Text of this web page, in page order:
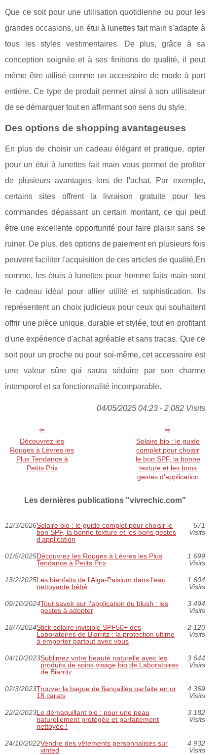
Que ce soit pour une utilisation quotidienne ou pour les
grandes occasions, un étui à lunettes fait main s'adapte à
tous les styles vestimentaires. De plus, grâce à sa
conception soignée et à ses finitions de qualité, il peut
même être utilisé comme un accessoire de mode à part
entière. Ce type de produit permet ainsi à son utilisateur
de se démarquer tout en affirmant son sens du style.
Des options de shopping avantageuses
En plus de choisir un cadeau élégant et pratique, opter
pour un étui à lunettes fait main vous permet de profiter
de plusieurs avantages lors de l'achat. Par exemple,
certains sites offrent la livraison gratuite pour les
commandes dépassant un certain montant, ce qui peut
être une excellente opportunité pour faire plaisir sans se
ruiner. De plus, des options de paiement en plusieurs fois
peuvent faciliter l'acquisition de ces articles de qualité.En
somme, les étuis à lunettes pour homme faits main sont
le cadeau idéal pour allier utilité et sophistication. Ils
représentent un choix judicieux pour ceux qui souhaitent
offrir une pièce unique, durable et stylée, tout en profitant
d'une expérience d'achat agréable et sans tracas. Que ce
soit pour un proche ou pour soi-même, cet accessoire est
une valeur sûre qui saura séduire par son charme
intemporel et sa fonctionnalité incomparable.
04/05/2025 04:23 - 2 082 Visits
Découvrez les
Rouges à Lèvres les
Plus Tendance à
Petits Prix
Solaire bio : le guide
complet pour choisir
le bon SPF, la bonne
texture et les bons
gestes d’application
Les dernières publications "vivrechic.com"
12/3/2026Solaire bio : le guide complet pour choisir le
bon SPF, la bonne texture et les bons gestes
d’application
571
Visits
01/5/2025Découvrez les Rouges à Lèvres les Plus
Tendance à Petits Prix
1 699
Visits
13/2/2025Les bienfaits de l'Alga-Paisium dans l'eau
nettoyante bébé
1 604
Visits
09/10/2024Tout savoir sur l'application du blush : les
gestes à adopter
3 494
Visits
18/7/2024Stick solaire invisible SPF50+ des
Laboratoires de Biarritz : la protection ultime
à emporter partout avec vous
2 120
Visits
04/10/2023Sublimez votre beauté naturelle avec les
produits de soins visage bio de Laboratoires
de Biarritz
3 644
Visits
02/3/2023Trouver la bague de fiançailles parfaite en or
18 carats
4 369
Visits
22/2/2023Le démaquillant bio : pour une peau
naturellement protégée et parfaitement
nettoyée !
3 182
Visits
24/10/2022Vendre des vêtements personnalisés sur
vinted
4 932
Visits